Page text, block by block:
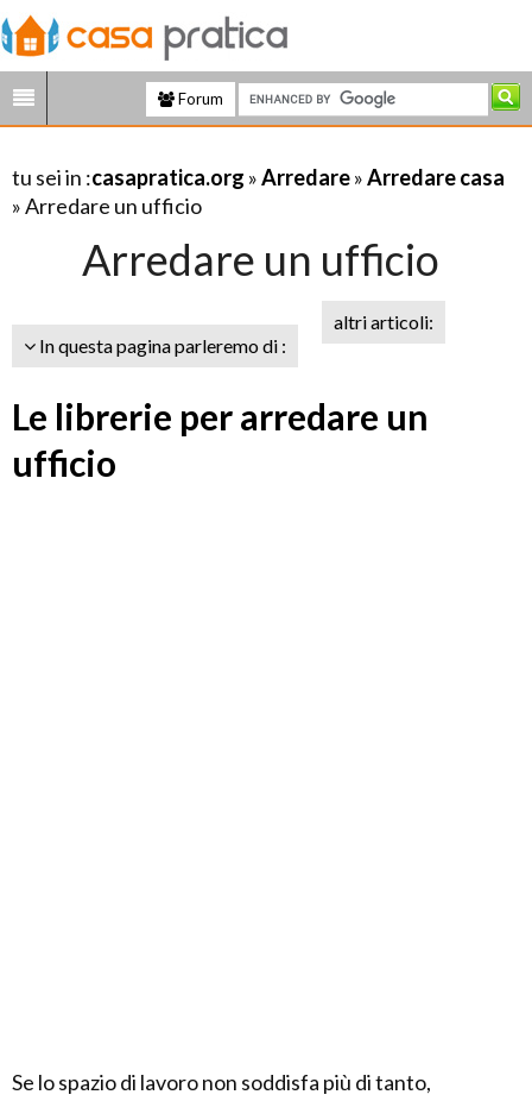
Forum
tu sei in :casapratica.org »Arredare»Arredare casa
» Arredare un ufficio
Arredare un ufficio
In questa pagina parleremo di :
altri articoli:
Le librerie per arredare un
ufficio
Se lo spazio di lavoro non soddisfa più di tanto,